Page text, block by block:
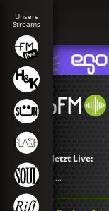
Jetzt Live:
...